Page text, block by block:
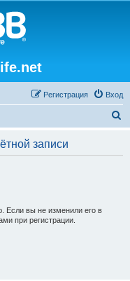
Вход
Регистрация
записи
Если вы не изменили его в
при регистрации.